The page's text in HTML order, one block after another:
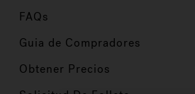
FAQs
Guia de Compradores
Obtener Precios